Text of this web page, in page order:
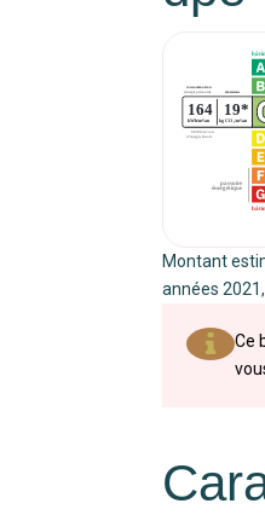
Montant
années
Ce